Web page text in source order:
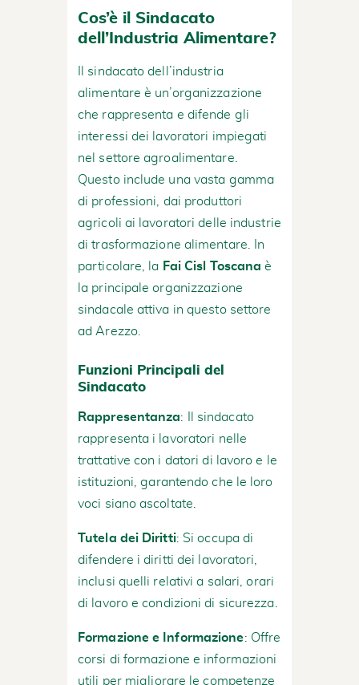
Cos’è il Sindacato
dell’Industria Alimentare?
Il sindacato dell’industria
alimentare è un’organizzazione
che rappresenta e difende gli
interessi dei lavoratori impiegati
nel settore agroalimentare.
Questo include una vasta gamma
di professioni, dai produttori
agricoli ai lavoratori delle industrie
di trasformazione alimentare. In
particolare, la Fai Cisl Toscana è
la principale organizzazione
sindacale attiva in questo settore
ad Arezzo.
Funzioni Principali del
Sindacato
Rappresentanza: Il sindacato
rappresenta i lavoratori nelle
trattative con i datori di lavoro e le
istituzioni, garantendo che le loro
voci siano ascoltate.
Tutela dei Diritti: Si occupa di
difendere i diritti dei lavoratori,
inclusi quelli relativi a salari, orari
di lavoro e condizioni di sicurezza.
Formazione e Informazione: Offre
corsi di formazione e informazioni
utili per migliorare le competenze